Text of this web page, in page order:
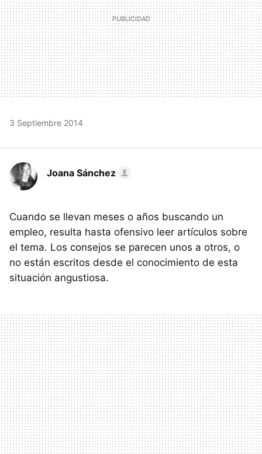
3 Septiembre 2014
Joana Sánchez
Cuando se llevan meses o años buscando un
empleo, resulta hasta ofensivo leer artículos sobre
el tema. Los consejos se parecen unos a otros, o
no están escritos desde el conocimiento de esta
situación angustiosa.